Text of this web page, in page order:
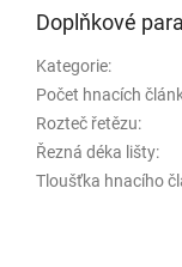
Doplňkové
Kategorie:
Počet hnacích
Rozteč řetězu:
Řezná déka lišty:
Tloušťka hnacího